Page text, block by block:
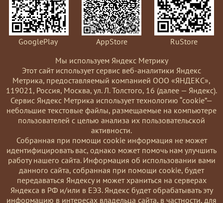
GooglePlay AppStore
RuStore
Мы используем Яндекс Метрику
Этот сайт использует сервис веб-аналитики Яндекс
Метрика, предоставляемый компанией ООО «ЯНДЕКС»,
119021, Россия, Москва, ул. Л. Толстого, 16 (далее — Яндекс).
Сервис Яндекс Метрика использует технологию “cookie”—
небольшие текстовые файлы, размещаемые на компьютере
пользователей с целью анализа их пользовательской
активности.
Coбранная при помощи cookie информация не может
идентифицировать вас, однако может помочь нам улучшить
работу нашего сайта. Информация об использовании вами
данного сайта, собранная при помощи cookie, будет
передаваться Яндексу и может храниться на серверах
Яндекса в РФ и/или в ЕЭЗ. Яндекс будет обрабатывать эту
информацию в интересах владельца сайта, в частности, для